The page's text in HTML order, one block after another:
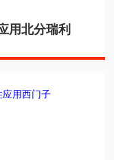
用北分瑞利